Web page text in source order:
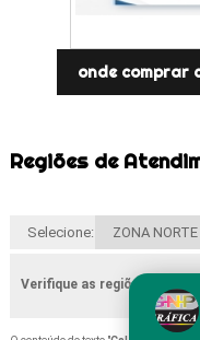
onde comprar
Regiões de
Selecione: ZONA NORTE
Verifique as regiões que